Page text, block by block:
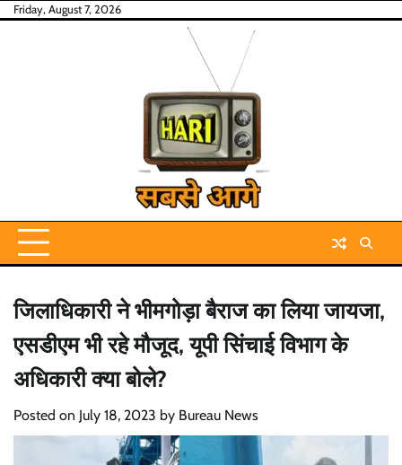
SkipFriday, August 7, 2026
जिलाधिकारी ने भीमगोड़ा बैराज का लिया जायजा,
एसडीएम भी रहे मौजूद, यूपी सिंचाई विभाग के
अधिकारी क्या बोले?
Posted on July 18, 2023 by Bureau News